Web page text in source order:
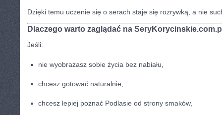
Dzięki temu uczenie się o serach staje się rozrywką, a nie
Dlaczego warto zaglądać na
Jeśli:
nie wyobrażasz sobie życia bez nabiału,
chcesz gotować naturalnie,
chcesz lepiej poznać Podlasie od strony smaków,